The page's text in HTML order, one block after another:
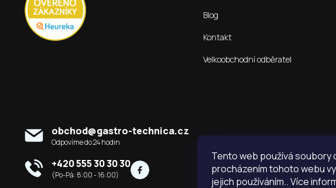
Tento web používá soubory
procházením tohoto webu
jejich používáním.. Více
Blog
Kontakt
Velkoobchodní odběratel
obchod@gastro-technica.cz
+420 555 30 30 30